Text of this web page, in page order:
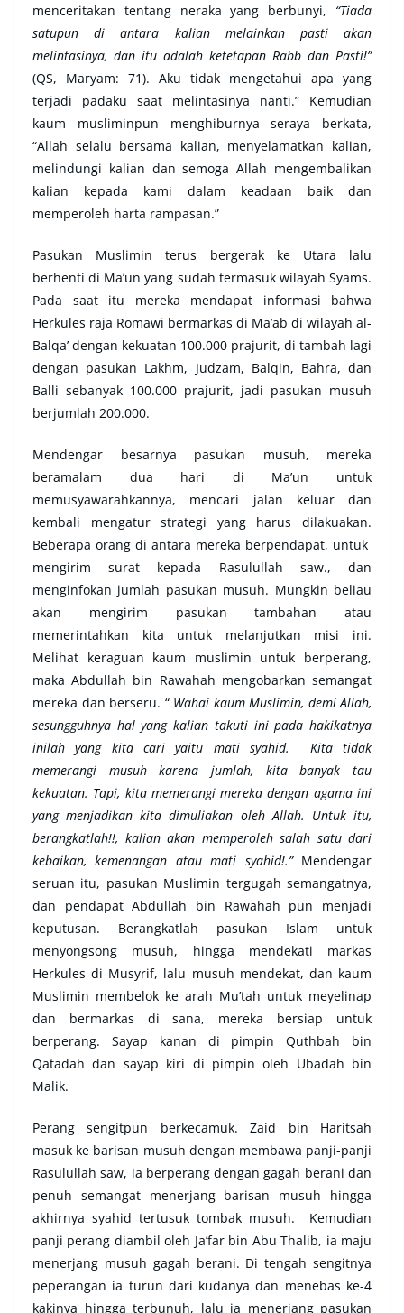
menceritakan tentang neraka yang berbunyi, “Tiada
satupun di antara kalian melainkan pasti akan
melintasinya, dan itu adalah ketetapan Rabb dan Pasti!”
(QS, Maryam: 71). Aku tidak mengetahui apa yang
terjadi padaku saat melintasinya nanti.” Kemudian
kaum musliminpun menghiburnya seraya berkata,
“Allah selalu bersama kalian, menyelamatkan kalian,
melindungi kalian dan semoga Allah mengembalikan
kalian kepada kami dalam keadaan baik dan
memperoleh harta rampasan.”
Pasukan Muslimin terus bergerak ke Utara lalu
berhenti di Ma’un yang sudah termasuk wilayah Syams.
Pada saat itu mereka mendapat informasi bahwa
Herkules raja Romawi bermarkas di Ma’ab di wilayah al-
Balqa’ dengan kekuatan 100.000 prajurit, di tambah lagi
dengan pasukan Lakhm, Judzam, Balqin, Bahra, dan
Balli sebanyak 100.000 prajurit, jadi pasukan musuh
berjumlah 200.000.
Mendengar besarnya pasukan musuh, mereka
beramalam dua hari di Ma’un untuk
memusyawarahkannya, mencari jalan keluar dan
kembali mengatur strategi yang harus dilakuakan.
Beberapa orang di antara mereka berpendapat, untuk
mengirim surat kepada Rasulullah saw., dan
menginfokan jumlah pasukan musuh. Mungkin beliau
akan mengirim pasukan tambahan atau
memerintahkan kita untuk melanjutkan misi ini.
Melihat keraguan kaum muslimin untuk berperang,
maka Abdullah bin Rawahah mengobarkan semangat
mereka dan berseru. “ Wahai kaum Muslimin, demi Allah,
sesungguhnya hal yang kalian takuti ini pada hakikatnya
inilah yang kita cari yaitu mati syahid. Kita tidak
memerangi musuh karena jumlah, kita banyak tau
kekuatan. Tapi, kita memerangi mereka dengan agama ini
yang menjadikan kita dimuliakan oleh Allah. Untuk itu,
berangkatlah!!, kalian akan memperoleh salah satu dari
kebaikan, kemenangan atau mati syahid!.” Mendengar
seruan itu, pasukan Muslimin tergugah semangatnya,
dan pendapat Abdullah bin Rawahah pun menjadi
keputusan. Berangkatlah pasukan Islam untuk
menyongsong musuh, hingga mendekati markas
Herkules di Musyrif, lalu musuh mendekat, dan kaum
Muslimin membelok ke arah Mu’tah untuk meyelinap
dan bermarkas di sana, mereka bersiap untuk
berperang. Sayap kanan di pimpin Quthbah bin
Qatadah dan sayap kiri di pimpin oleh Ubadah bin
Malik.
Perang sengitpun berkecamuk. Zaid bin Haritsah
masuk ke barisan musuh dengan membawa panji-panji
Rasulullah saw, ia berperang dengan gagah berani dan
penuh semangat menerjang barisan musuh hingga
akhirnya syahid tertusuk tombak musuh. Kemudian
panji perang diambil oleh Ja’far bin Abu Thalib, ia maju
menerjang musuh gagah berani. Di tengah sengitnya
peperangan ia turun dari kudanya dan menebas ke-4
kakinya hingga terbunuh, lalu ia menerjang pasukan